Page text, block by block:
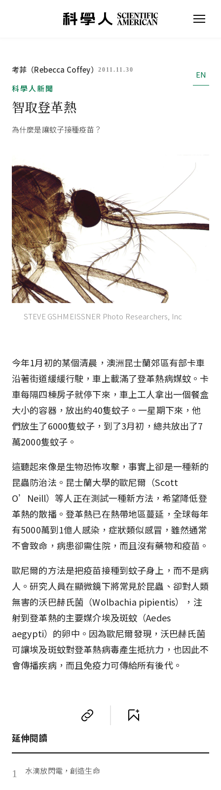
考菲（Rebecca Coffey） 2011.11.30
EN
科學人新聞
智取登革熱
為什麼是讓蚊子接種疫苗？
STEVE GSHMEISSNER Photo Researchers, Inc
今年1月初的某個清晨，澳洲昆士蘭郊區有部卡車
沿著街道緩緩行駛，車上載滿了登革熱病媒蚊。卡
車每隔四棟房子就停下來，車上工人拿出一個餐盒
大小的容器，放出約40隻蚊子。一星期下來，他
們放生了6000隻蚊子，到了3月初，總共放出了7
萬2000隻蚊子。
這聽起來像是生物恐怖攻擊，事實上卻是一種新的
昆蟲防治法。昆士蘭大學的歐尼爾（Scott
O’Neill）等人正在測試一種新方法，希望降低登
革熱的散播。登革熱已在熱帶地區蔓延，全球每年
有5000萬到1億人感染，症狀類似感冒，雖然通常
不會致命，病患卻需住院，而且沒有藥物和疫苗。
歐尼爾的方法是把疫苗接種到蚊子身上，而不是病
人。研究人員在顯微鏡下將常見於昆蟲、卻對人類
無害的沃巴赫氏菌（Wolbachia pipientis），注
射到登革熱的主要媒介埃及斑蚊（Aedes
aegypti）的卵中。因為歐尼爾發現，沃巴赫氏菌
可讓埃及斑蚊對登革熱病毒產生抵抗力，也因此不
會傳播疾病，而且免疫力可傳給所有後代。
延伸閱讀
1 水滴放閃電，創造生命